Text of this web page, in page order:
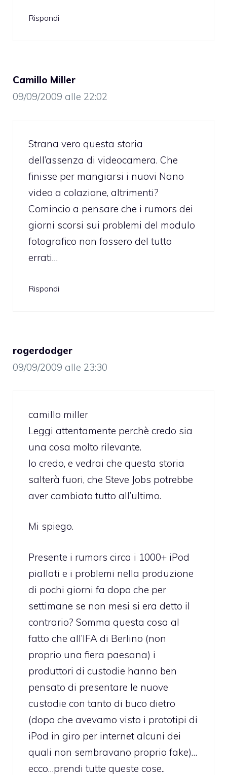
Rispondi
Camillo Miller
09/09/2009 alle 22:02
Strana vero questa storia
dell’assenza di videocamera. Che
finisse per mangiarsi i nuovi Nano
video a colazione, altrimenti?
Comincio a pensare che i rumors dei
giorni scorsi sui problemi del modulo
fotografico non fossero del tutto
errati…
Rispondi
rogerdodger
09/09/2009 alle 23:30
camillo miller
Leggi attentamente perchè credo sia
una cosa molto rilevante.
Io credo, e vedrai che questa storia
salterà fuori, che Steve Jobs potrebbe
aver cambiato tutto all’ultimo.
Mi spiego.
Presente i rumors circa i 1000+ iPod
piallati e i problemi nella produzione
di pochi giorni fa dopo che per
settimane se non mesi si era detto il
contrario? Somma questa cosa al
fatto che all’IFA di Berlino (non
proprio una fiera paesana) i
produttori di custodie hanno ben
pensato di presentare le nuove
custodie con tanto di buco dietro
(dopo che avevamo visto i prototipi di
iPod in giro per internet alcuni dei
quali non sembravano proprio fake)…
ecco…prendi tutte queste cose..